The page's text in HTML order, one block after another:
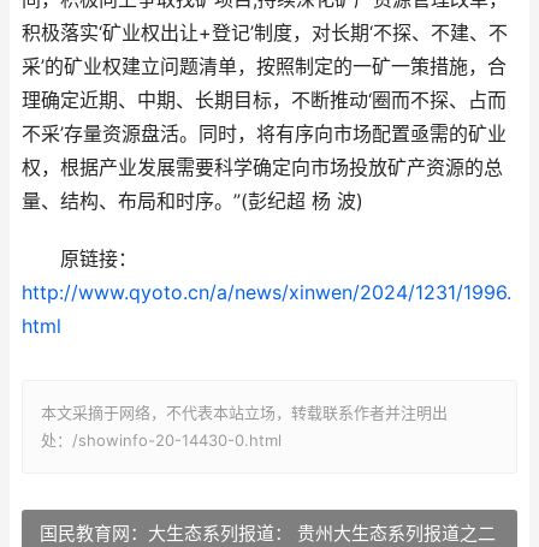
积极落实‘矿业权出让+登记’制度，对长期‘不探、不建、不
采’的矿业权建立问题清单，按照制定的一矿一策措施，合
理确定近期、中期、长期目标，不断推动‘圈而不探、占而
不采’存量资源盘活。同时，将有序向市场配置亟需的矿业
权，根据产业发展需要科学确定向市场投放矿产资源的总
量、结构、布局和时序。”(彭纪超 杨 波)
原链接：
http://www.qyoto.cn/a/news/xinwen/2024/1231/1996.
html
本文采摘于网络，不代表本站立场，转载联系作者并注明出
处：/showinfo-20-14430-0.html
国民教育网：大生态系列报道： 贵州大生态系列报道之二